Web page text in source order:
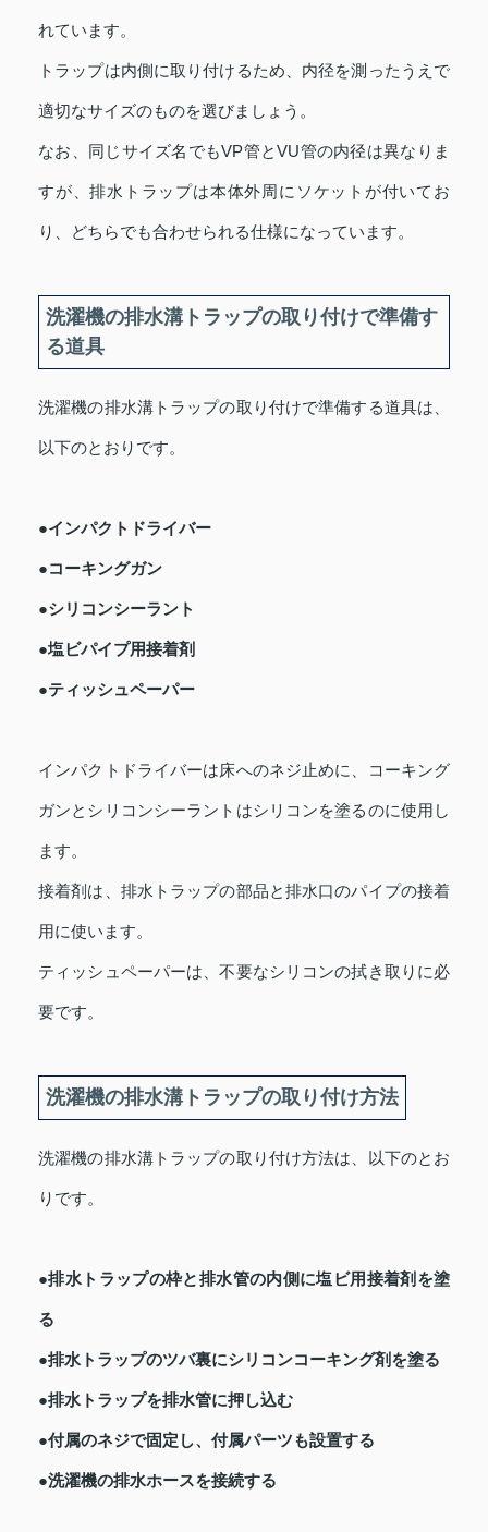
れています。
トラップは内側に取り付けるため、内径を測ったうえで
適切なサイズのものを選びましょう。
なお、同じサイズ名でもVP管とVU管の内径は異なりま
すが、排水トラップは本体外周にソケットが付いてお
り、どちらでも合わせられる仕様になっています。
洗濯機の排水溝トラップの取り付けで準備す
る道具
洗濯機の排水溝トラップの取り付けで準備する道具は、
以下のとおりです。
●インパクトドライバー
●コーキングガン
●シリコンシーラント
●塩ビパイプ用接着剤
●ティッシュペーパー
インパクトドライバーは床へのネジ止めに、コーキング
ガンとシリコンシーラントはシリコンを塗るのに使用し
ます。
接着剤は、排水トラップの部品と排水口のパイプの接着
用に使います。
ティッシュペーパーは、不要なシリコンの拭き取りに必
要です。
洗濯機の排水溝トラップの取り付け方法
洗濯機の排水溝トラップの取り付け方法は、以下のとお
りです。
●排水トラップの枠と排水管の内側に塩ビ用接着剤を塗
る
●排水トラップのツバ裏にシリコンコーキング剤を塗る
●排水トラップを排水管に押し込む
●付属のネジで固定し、付属パーツも設置する
●洗濯機の排水ホースを接続する